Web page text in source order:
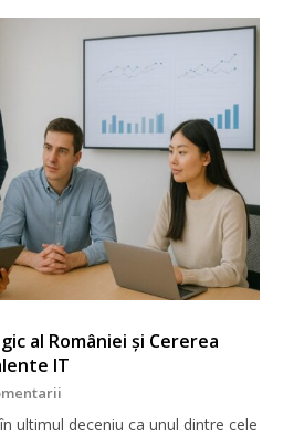
al României și Cererea
IT
ultimul deceniu ca unul dintre cele